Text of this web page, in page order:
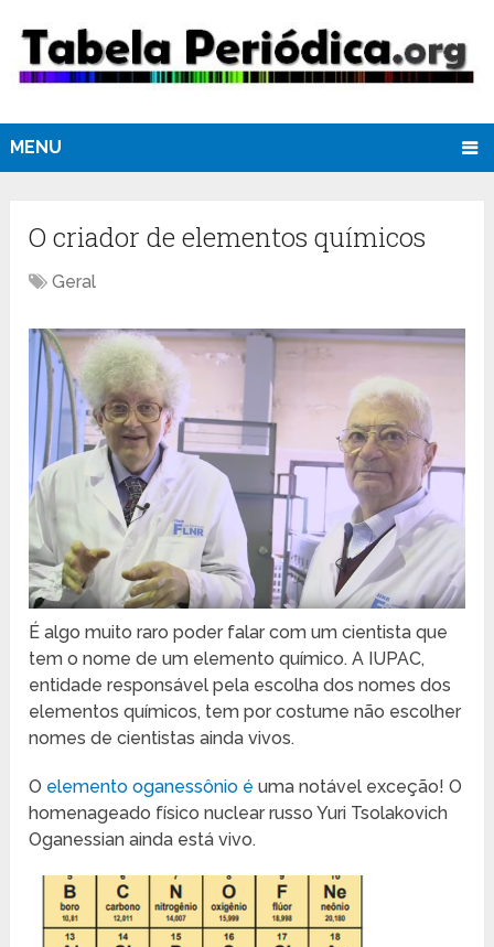
MENU
O criador de elementos químicos
Geral
É algo muito raro poder falar com um cientista que
tem o nome de um elemento químico. A IUPAC,
entidade responsável pela escolha dos nomes dos
elementos químicos, tem por costume não escolher
nomes de cientistas ainda vivos.
O elemento oganessônio é uma notável exceção! O
homenageado físico nuclear russo Yuri Tsolakovich
Oganessian ainda está vivo.